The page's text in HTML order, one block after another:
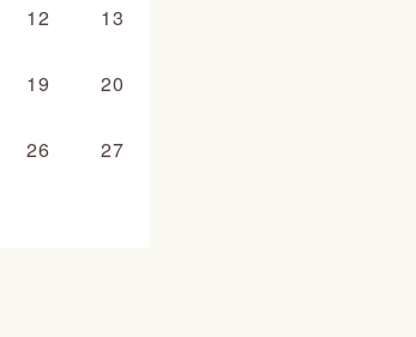
12 13
19 20
26 27